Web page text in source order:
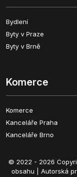
Bydlení
Byty v Praze
Byty v Brně
Komerce
Komerce
Kanceláře Praha
Kanceláře Brno
© 2022 - 2026
obsahu | Autorská